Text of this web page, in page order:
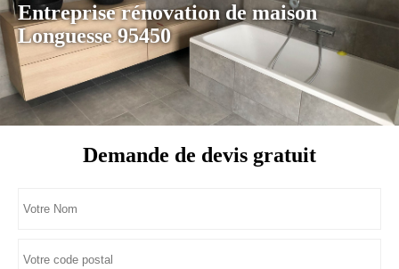
Entreprise rénovation de maison
Longuesse 95450
Demande de devis gratuit